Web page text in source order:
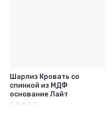
Шарлиз Кровать со
спинкой из МДФ
основание Лайт